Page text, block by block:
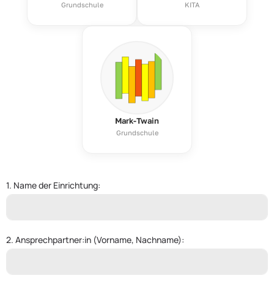
Grundschule KITA
Mark-Twain
Grundschule
1. Name der Einrichtung:
2. Ansprechpartner:in (Vorname, Nachname):